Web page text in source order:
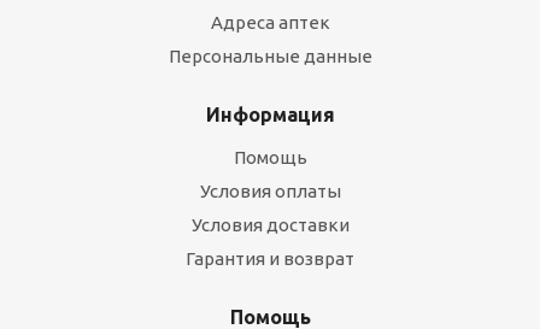
Адреса аптек
Персональные данные
Информация
Помощь
Условия оплаты
Условия доставки
Гарантия и возврат
Помощь